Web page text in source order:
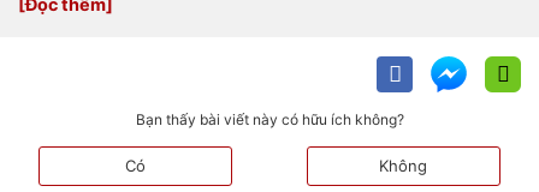
Bạn thấy bài viết này có hữu ích không?
Có Không